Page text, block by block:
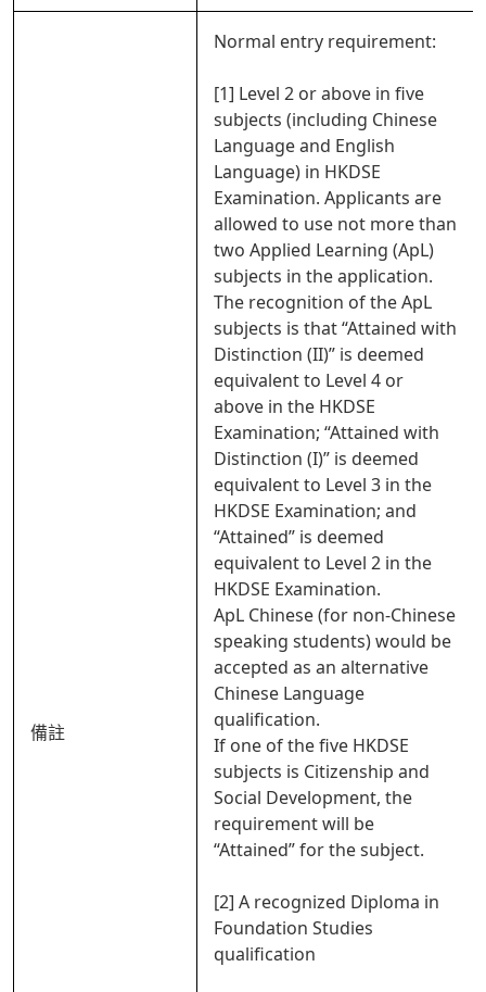
備註
Normal entry requirement:
[1] Level 2 or above in five
subjects (including Chinese
Language and English
Language) in HKDSE
Examination. Applicants are
allowed to use not more than
two Applied Learning (ApL)
subjects in the application.
The recognition of the ApL
subjects is that “Attained with
Distinction (II)” is deemed
equivalent to Level 4 or
above in the HKDSE
Examination; “Attained with
Distinction (I)” is deemed
equivalent to Level 3 in the
HKDSE Examination; and
“Attained” is deemed
equivalent to Level 2 in the
HKDSE Examination.
ApL Chinese (for non-Chinese
speaking students) would be
accepted as an alternative
Chinese Language
qualification.
If one of the five HKDSE
subjects is Citizenship and
Social Development, the
requirement will be
“Attained” for the subject.
[2] A recognized Diploma in
Foundation Studies
qualification